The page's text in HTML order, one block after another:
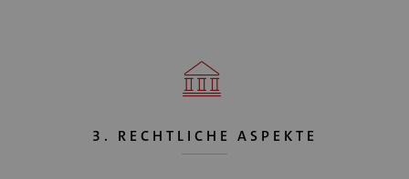
3. RECHTLICHE ASPEKTE